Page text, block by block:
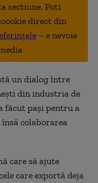
sectiune. Poti
direct din
– e nevoie
un dialog între
din industria de
făcut pași pentru a
colaborarea
care să ajute
care exportă deja